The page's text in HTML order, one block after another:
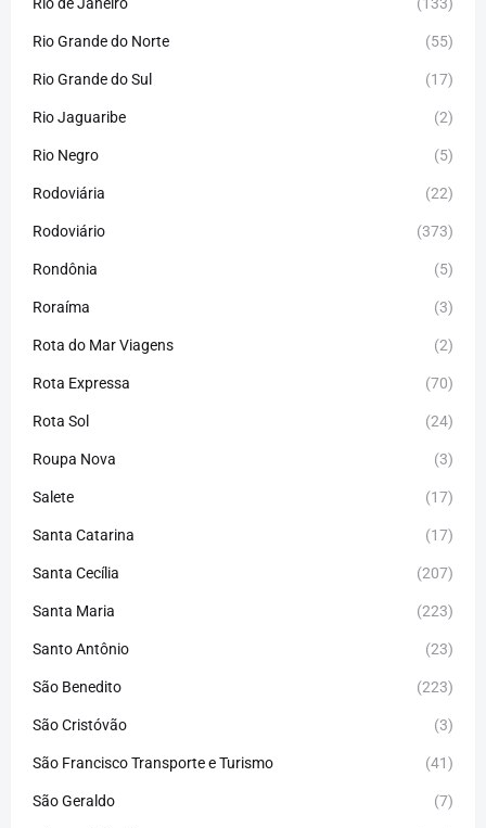
Rio Grande do Norte (55)
Rio Grande do Sul (17)
Rio Jaguaribe (2)
Rio Negro (5)
Rodoviária (22)
Rodoviário (373)
Rondônia (5)
Roraíma (3)
Rota do Mar Viagens (2)
Rota Expressa (70)
Rota Sol (24)
Roupa Nova (3)
Salete (17)
Santa Catarina (17)
Santa Cecília (207)
Santa Maria (223)
Santo Antônio (23)
São Benedito (223)
São Cristóvão (3)
São Francisco Transporte e Turismo (41)
São Geraldo (7)